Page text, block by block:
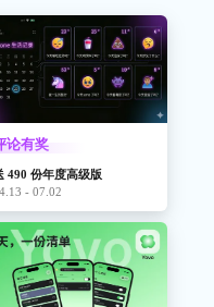
论有奖
490 份年度高级版
- 07.02